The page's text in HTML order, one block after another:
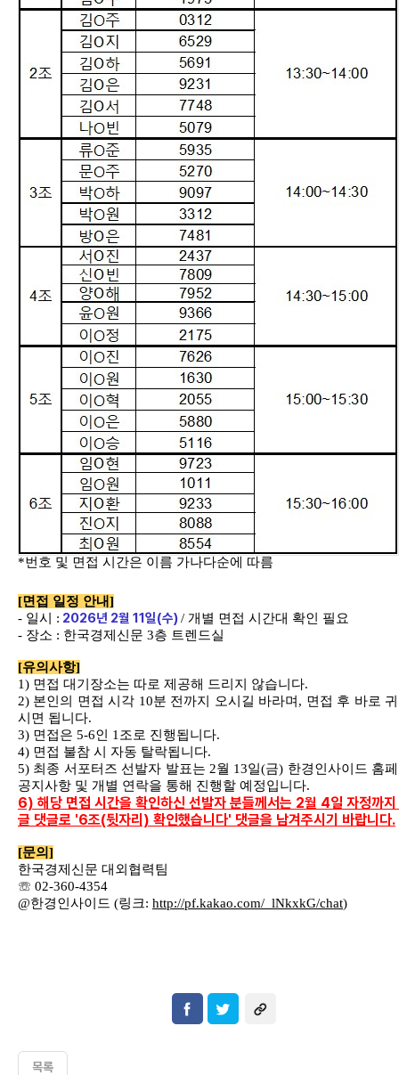
*번호 및 면접 시간은 이름 가나다순에 따름
[면접 일정 안내]
- 일시 : 2026년 2월 11 일(수)/ 개별 면접 시간대 확인 필요
- 장소 : 한국경제신문 3층 트렌드실
[유의사항]
1) 면접 대기장소는 따로 제공해 드리지 않습니다.
2) 본인의 면접 시각 10분 전까지 오시길 바라며 , 면접 후 바로
시면 됩니다.
3) 면접은 5-6인 1조로 진행됩니다.
4) 면접 불참 시 자동 탈락됩니다.
5) 최종 서포터즈 선발자 발표는 2월 13일(금) 한경인사이드 홈
공지사항 및 개별 연락을 통해 진행할 예정입니다.
6) 해당 면접 시간을 확인하신 선발자 분들께서는 2월 4일 자정까지
글 댓글로 '6조(뒷자리) 확인했습니다' 댓글을 남겨주시기 바랍니다.
[문의]
한국경제신문 대외협력팀
☏ 02-360-4354
@한경인사이드 (링크: http://pf.kakao.com/_lNkxkG/chat)
목록